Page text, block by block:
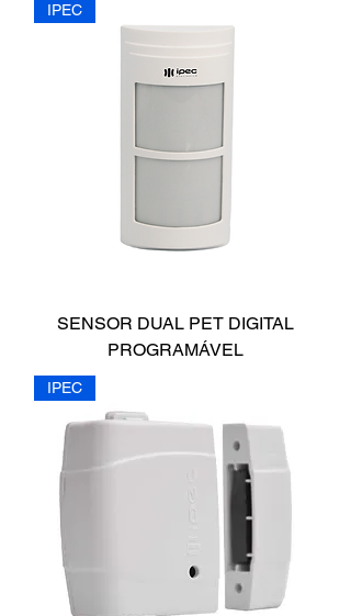
IPEC
SENSOR DUAL PET DIGITAL
PROGRAMÁVEL
IPEC